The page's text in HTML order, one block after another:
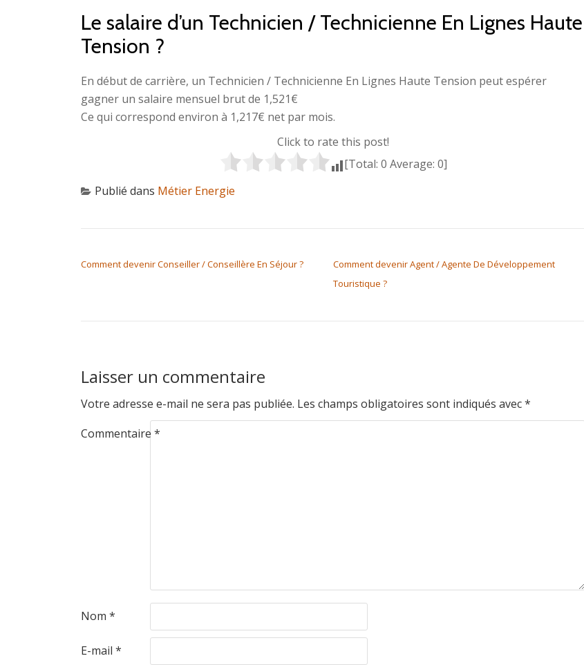
Le salaire d’un Technicien / Technicienne En Lignes Haute
Tension ?
En début de carrière, un Technicien / Technicienne En Lignes Haute Tension peut espérer
gagner un salaire mensuel brut de 1,521€
Ce qui correspond environ à 1,217€ net par mois.
Click to rate this post!
[Total: 0 Average: 0]
Publié dans Métier Energie
Comment devenir Conseiller / Conseillère En Séjour ?
Comment devenir Agent / Agente De Développement
Touristique ?
Laisser un commentaire
Votre adresse e-mail ne sera pas publiée. Les champs obligatoires sont indiqués avec*
Commentaire *
Nom *
E-mail *